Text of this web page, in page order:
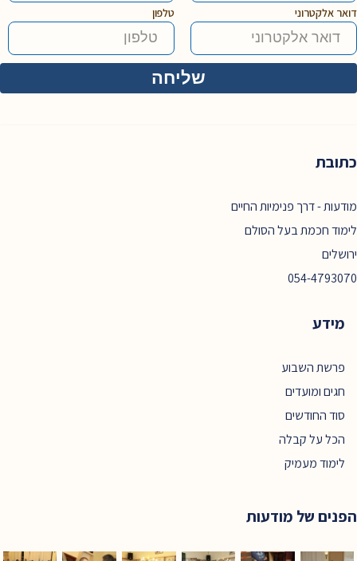
דואר אלקטרוני טלפון
כתובת
מודעות - דרך פנימיות החיים
לימוד חכמת בעל הסולם
ירושלים
054-4793070
מידע
פרשת השבוע
חגים ומועדים
סוד החודשים
הכל על קבלה
לימוד מעמיק
הפנים של מודעות